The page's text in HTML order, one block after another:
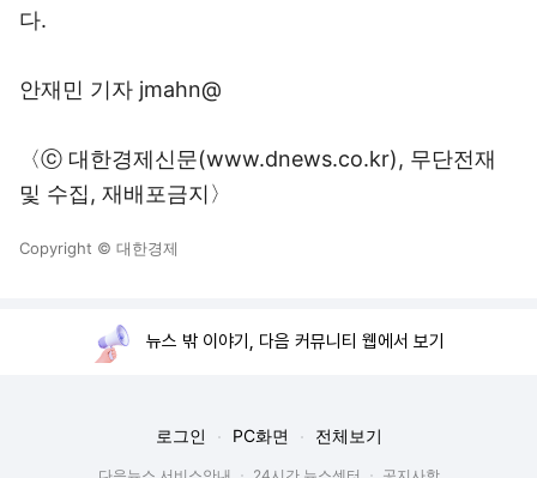
다.
안재민 기자 jmahn@
〈ⓒ 대한경제신문(www.dnews.co.kr), 무단전재
및 수집, 재배포금지〉
Copyright © 대한경제
뉴스 밖 이야기, 다음 커뮤니티 웹에서 보기
로그인 PC화면 전체보기